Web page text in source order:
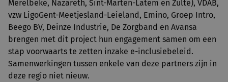
Merelbeke, Nazareth, Sint-Marten-Latem en Zulte), VDAB,
vzw LigoGent-Meetjesland-Leieland, Emino, Groep Intro,
Beego BV, Deinze Industrie, De Zorgband en Avansa
brengen met dit project hun engagement samen om een
stap voorwaarts te zetten inzake e-inclusiebeleid.
Samenwerkingen tussen enkele van deze partners zijn in
deze regio niet nieuw.